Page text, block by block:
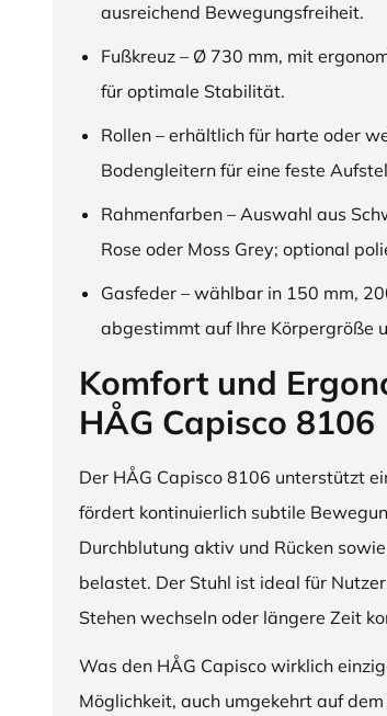
ausreichend Bewegungsfreiheit.
Fußkreuz – Ø 730 mm, mit
für optimale Stabilität.
Rollen – erhältlich für harte oder
Bodengleitern für eine feste
Rahmenfarben – Auswahl aus
Rose oder Moss Grey; optional
Gasfeder – wählbar in 150 mm,
abgestimmt auf Ihre Körpergröße
Komfort und
HÅG Capisco 8106
Der HÅG Capisco 8106 unterstützt
fördert kontinuierlich subtile
Durchblutung aktiv und Rücken
belastet. Der Stuhl ist ideal für
Stehen wechseln oder längere Zeit
Was den HÅG Capisco wirklich
Möglichkeit, auch umgekehrt auf